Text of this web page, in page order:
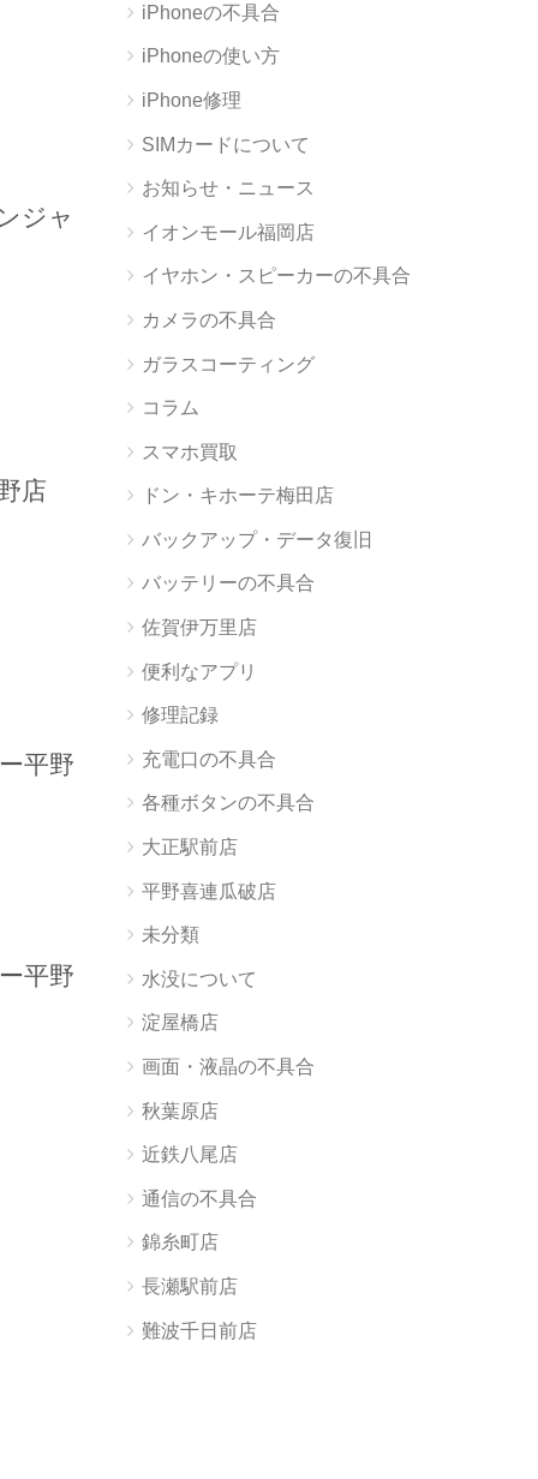
ジャ
店
平野
平野
iPhoneの不具合
iPhoneの使い方
iPhone修理
SIMカードについて
お知らせ・ニュース
イオンモール福岡店
イヤホン・スピーカーの不具合
カメラの不具合
ガラスコーティング
コラム
スマホ買取
ドン・キホーテ梅田店
バックアップ・データ復旧
バッテリーの不具合
佐賀伊万里店
便利なアプリ
修理記録
充電口の不具合
各種ボタンの不具合
大正駅前店
平野喜連瓜破店
未分類
水没について
淀屋橋店
画面・液晶の不具合
秋葉原店
近鉄八尾店
通信の不具合
錦糸町店
長瀬駅前店
難波千日前店